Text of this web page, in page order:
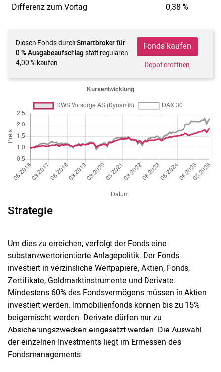
Differenz zum Vortag
0,38 %
Diesen Fonds durchSmartbrokerfür
0 % Ausgabeaufschlag statt regulären
4,00 % kaufen
Fonds kaufen
Depot eröffnen
Strategie
Um dies zu erreichen, verfolgt der Fonds eine
substanzwertorientierte Anlagepolitik. Der Fonds
investiert in verzinsliche Wertpapiere, Aktien, Fonds,
Zertifikate, Geldmarktinstrumente und Derivate.
Mindestens 60% des Fondsvermögens müssen in Aktien
investiert werden. Immobilienfonds können bis zu 15%
beigemischt werden. Derivate dürfen nur zu
Absicherungszwecken eingesetzt werden. Die Auswahl
der einzelnen Investments liegt im Ermessen des
Fondsmanagements.